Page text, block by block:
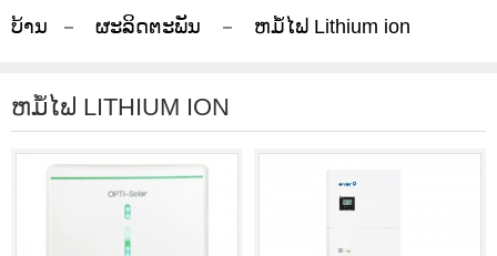
ບ້ານ ຜະລິດຕະພັນ ຫມໍ້ໄຟ Lithium ion
ຫມໍ້ໄຟ LITHIUM ION